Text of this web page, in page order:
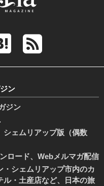
ン
ジン
シェムリアップ版（偶数
ロード、Webメルマガ配信
・シェムリアップ市内のカ
ル・土産店など、日本の旅